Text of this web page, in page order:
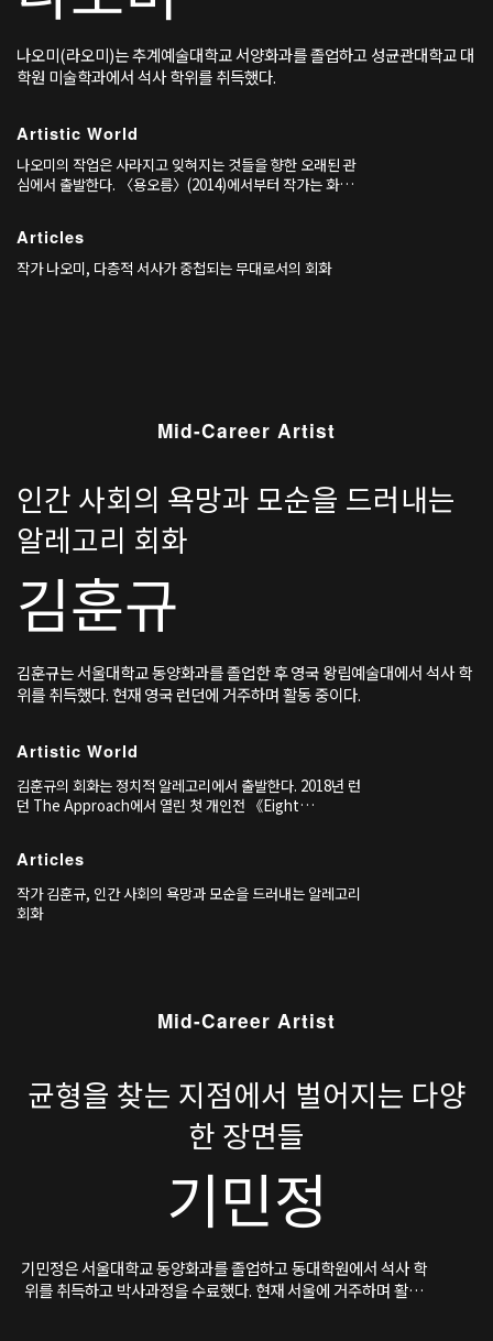
나오미(라오미)는 추계예술대학교 서양화과를 졸업하고 성균관대학교 대
학원 미술학과에서 석사 학위를 취득했다.
Artistic World
나오미의 작업은 사라지고 잊혀지는 것들을 향한 오래된 관
심에서 출발한다. 〈용오름〉(2014)에서부터 작가는 화면
택했다.
Articles
작가 나오미, 다층적 서사가 중첩되는 무대로서의 회화
Mid-Career Artist
인간 사회의 욕망과 모순을 드러내는
알레고리 회화
김훈규
김훈규는 서울대학교 동양화과를 졸업한 후 영국 왕립예술대에서 석사 학
위를 취득했다. 현재 영국 런던에 거주하며 활동 중이다.
Artistic World
김훈규의 회화는 정치적 알레고리에서 출발한다. 2018년 런
던 The Approach에서 열린 첫 개인전 《Eight
쳐 창조하며, 그 세계들을 하나의 거대한 기계 — 신자유주
의적 자본주의 — 가 통제하는 구조로 상상했다.
Articles
작가 김훈규, 인간 사회의 욕망과 모순을 드러내는 알레고리
회화
Mid-Career Artist
균형을 찾는 지점에서 벌어지는 다양
한 장면들
기민정
기민정은 서울대학교 동양화과를 졸업하고 동대학원에서 석사 학
위를 취득하고 박사과정을 수료했다. 현재 서울에 거주하며 활동